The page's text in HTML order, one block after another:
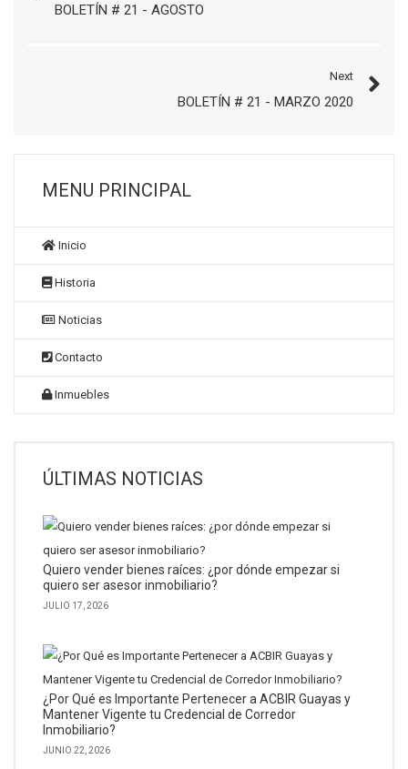
BOLETÍN # 21 - AGOSTO
Next
BOLETÍN # 21 - MARZO 2020
MENU PRINCIPAL
Inicio
Historia
Noticias
Contacto
Inmuebles
ÚLTIMAS NOTICIAS
Quiero vender bienes raíces: ¿por dónde empezar si
quiero ser asesor inmobiliario?
JULIO 17, 2026
¿Por Qué es Importante Pertenecer a ACBIR Guayas y
Mantener Vigente tu Credencial de Corredor
Inmobiliario?
JUNIO 22, 2026